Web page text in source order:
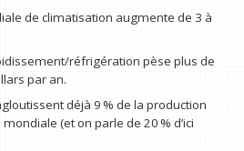
de climatisation augmente de 3 à
réfrigération pèse plus de
par an.
déjà 9 % de la production
(et on parle de 20 % d’ici